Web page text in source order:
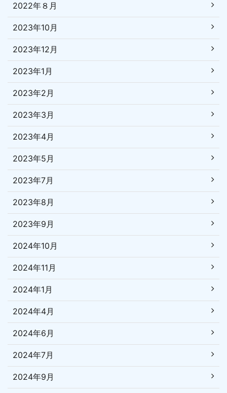
2022年８月
2023年10月
2023年12月
2023年1月
2023年2月
2023年3月
2023年4月
2023年5月
2023年7月
2023年8月
2023年9月
2024年10月
2024年11月
2024年1月
2024年4月
2024年6月
2024年7月
2024年9月